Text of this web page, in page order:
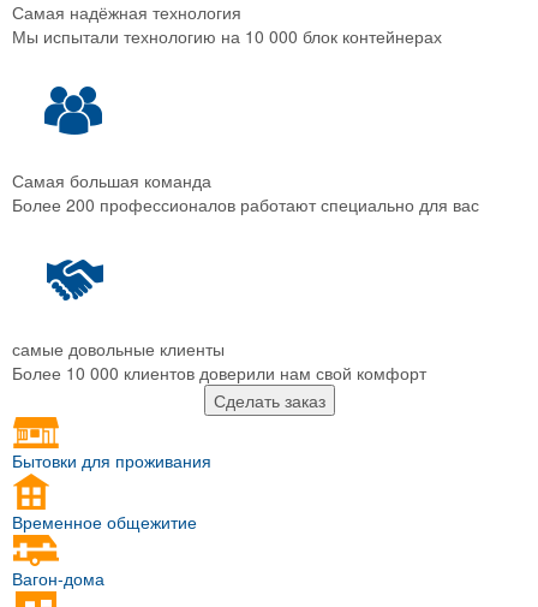
Самая надёжная технология
Мы испытали технологию на 10 000 блок контейнерах
Самая большая команда
Более 200 профессионалов работают специально для вас
самые довольные клиенты
Более 10 000 клиентов доверили нам свой комфорт
Сделать заказ
Бытовки для проживания
Временное общежитие
Вагон-дома